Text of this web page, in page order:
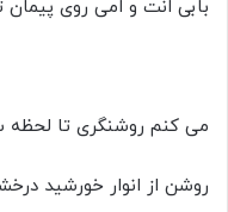
بابی انت و امی روی پیمان
می کنم روشنگری تا لحظه
روشن از انوار خورشید